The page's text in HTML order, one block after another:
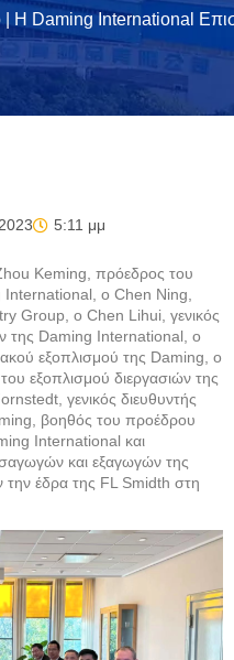
| Η Daming International
5:11 μμ
Keming, πρόεδρος του
International, ο Chen Ning,
Group, ο Chen Lihui, γενικός
της Daming International, ο
εξοπλισμού της Daming, ο
εξοπλισμού διεργασιών της
γενικός διευθυντής
βοηθός του προέδρου
International και
και εξαγωγών της
έδρα της FL Smidth στη